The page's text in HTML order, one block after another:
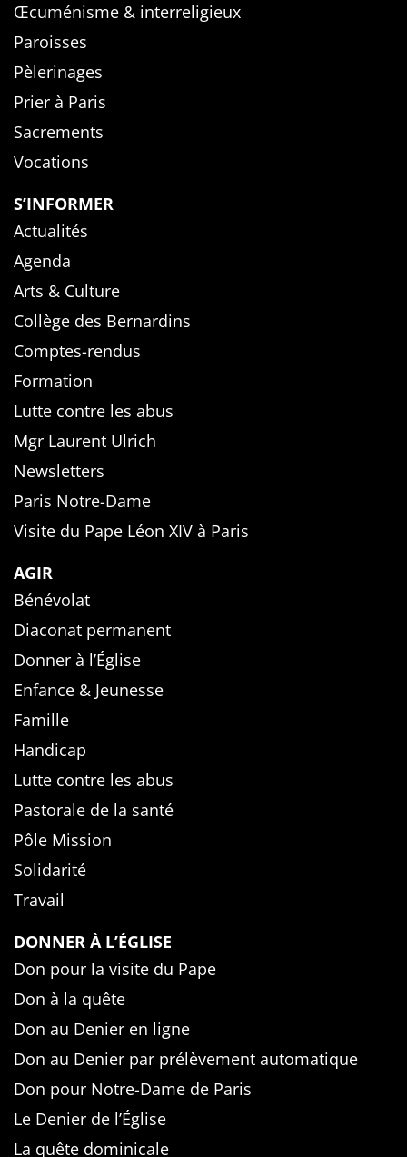
Œcuménisme & interreligieux
Paroisses
Pèlerinages
Prier à Paris
Sacrements
Vocations
S’INFORMER
Actualités
Agenda
Arts & Culture
Collège des Bernardins
Comptes-rendus
Formation
Lutte contre les abus
Mgr Laurent Ulrich
Newsletters
Paris Notre-Dame
Visite du Pape Léon XIV à Paris
AGIR
Bénévolat
Diaconat permanent
Donner à l’Église
Enfance & Jeunesse
Famille
Handicap
Lutte contre les abus
Pastorale de la santé
Pôle Mission
Solidarité
Travail
DONNER À L’ÉGLISE
Don pour la visite du Pape
Don à la quête
Don au Denier en ligne
Don au Denier par prélèvement automatique
Don pour Notre-Dame de Paris
Le Denier de l’Église
La quête dominicale